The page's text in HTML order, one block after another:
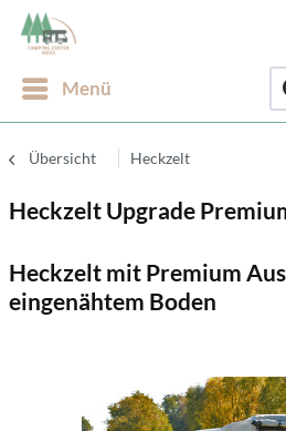
Menü
Übersicht Heckzelt
Heckzelt Upgrade
Heckzelt mit Premium
eingenähtem Boden